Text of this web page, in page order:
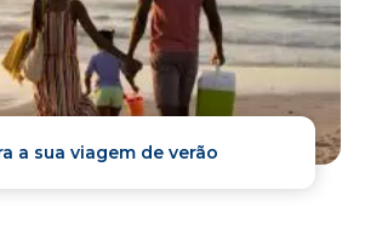
a sua viagem de verão